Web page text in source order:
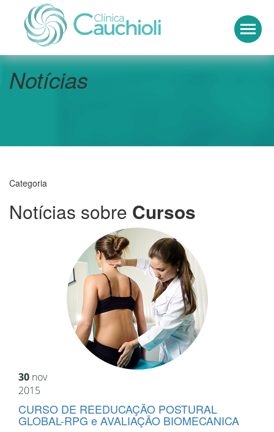
Clínica Cauchioli
Notícias
Categoria
Notícias sobre Cursos
30 nov
2015
CURSO DE REEDUCAÇÃO POSTURAL
GLOBAL-RPG e AVALIAÇÃO BIOMECANICA